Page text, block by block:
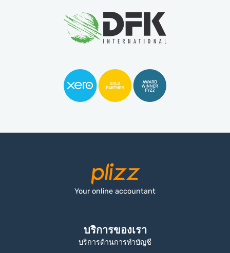
Your online accountant
บริการของเรา
บริการด้านการทำบัญชี